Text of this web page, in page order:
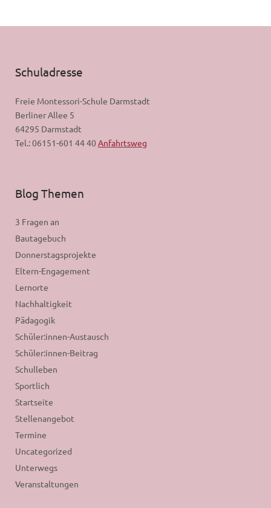
Schuladresse
Freie Montessori-Schule Darmstadt
Berliner Allee 5
64295 Darmstadt
Tel.: 06151-601 44 40 Anfahrtsweg
Blog Themen
3 Fragen an
Bautagebuch
Donnerstagsprojekte
Eltern-Engagement
Lernorte
Nachhaltigkeit
Pädagogik
Schüler:innen-Austausch
Schüler:innen-Beitrag
Schulleben
Sportlich
Startseite
Stellenangebot
Termine
Uncategorized
Unterwegs
Veranstaltungen